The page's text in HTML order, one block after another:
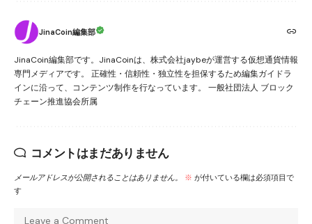
JinaCoin編集部
JinaCoin編集部です。JinaCoinは、株式会社jaybeが運営する仮想通貨情報
専門メディアです。 正確性・信頼性・独立性を担保するため編集ガイドラ
インに沿って、コンテンツ制作を行なっています。 一般社団法人 ブロック
チェーン推進協会所属
コメントはまだありません
メールアドレスが公開されることはありません。 ※ が付いている欄は必須項目で
す